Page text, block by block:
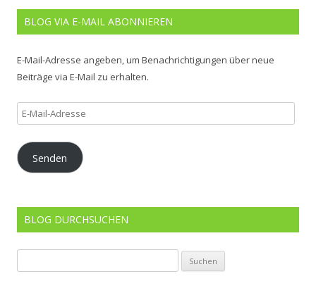
BLOG VIA E-MAIL ABONNIEREN
E-Mail-Adresse angeben, um Benachrichtigungen über neue
Beiträge via E-Mail zu erhalten.
E-
Mail-
Adresse
Senden
BLOG DURCHSUCHEN
nach: